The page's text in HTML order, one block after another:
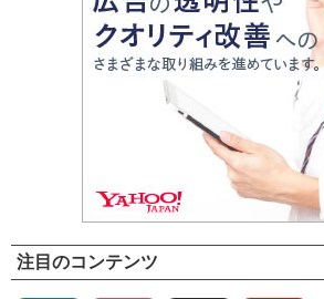
注目のコンテンツ